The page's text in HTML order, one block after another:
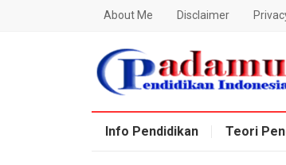
About Me Disclaimer
Blog Padamu
Info Pendidikan
Teori